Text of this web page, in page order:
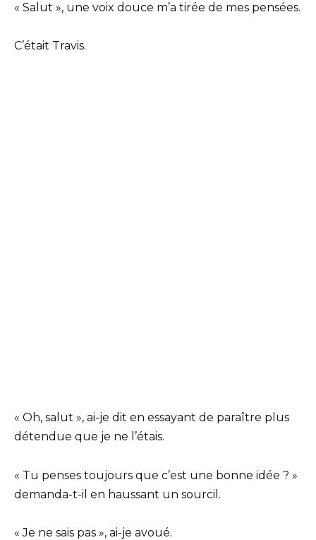
« Salut », une voix douce m’a tirée de mes pensées.
C’était Travis.
« Oh, salut », ai-je dit en essayant de paraître plus
détendue que je ne l’étais.
« Tu penses toujours que c’est une bonne idée ? »
demanda-t-il en haussant un sourcil.
« Je ne sais pas », ai-je avoué.